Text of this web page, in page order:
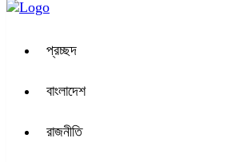
প্রচ্ছদ
বাংলাদেশ
রাজনীতি